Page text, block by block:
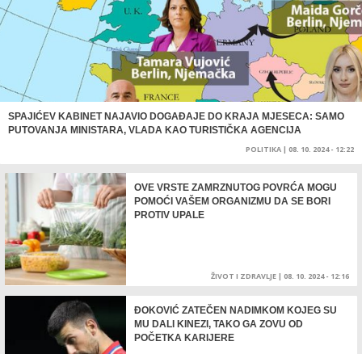
SPAJIĆEV KABINET NAJAVIO DOGAĐAJE DO KRAJA MJESECA: SAMO
PUTOVANJA MINISTARA, VLADA KAO TURISTIČKA AGENCIJA
POLITIKA | 08. 10. 2024 - 12:22
OVE VRSTE ZAMRZNUTOG POVRĆA MOGU
POMOĆI VAŠEM ORGANIZMU DA SE BORI
PROTIV UPALE
ŽIVOT I ZDRAVLJE | 08. 10. 2024 - 12:16
ĐOKOVIĆ ZATEČEN NADIMKOM KOJEG SU
MU DALI KINEZI, TAKO GA ZOVU OD
POČETKA KARIJERE